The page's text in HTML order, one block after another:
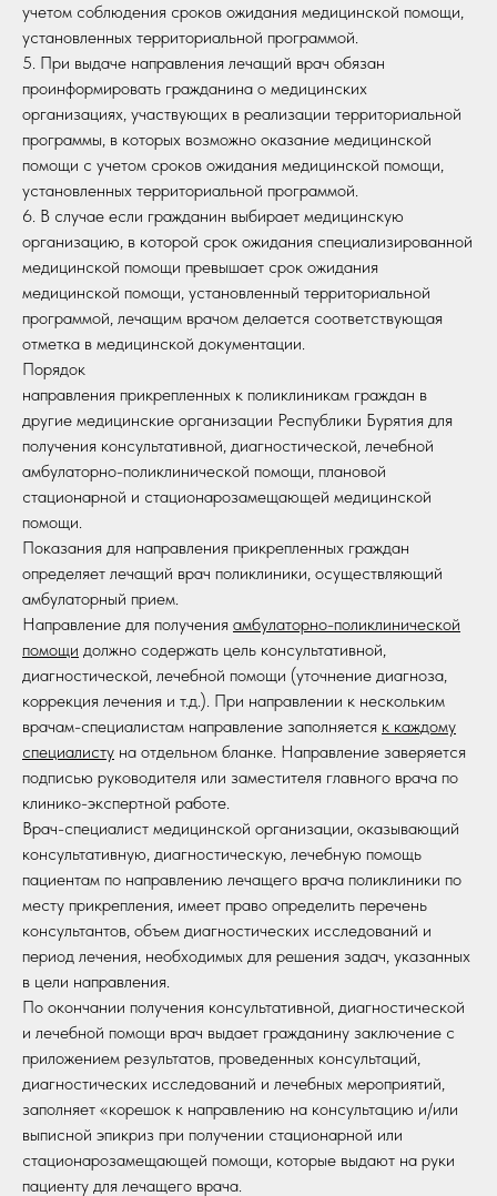
учетом соблюдения сроков ожидания медицинской помощи,
установленных территориальной программой.
5. При выдаче направления лечащий врач обязан
проинформировать гражданина о медицинских
организациях, участвующих в реализации территориальной
программы, в которых возможно оказание медицинской
помощи с учетом сроков ожидания медицинской помощи,
установленных территориальной программой.
6. В случае если гражданин выбирает медицинскую
организацию, в которой срок ожидания специализированной
медицинской помощи превышает срок ожидания
медицинской помощи, установленный территориальной
программой, лечащим врачом делается соответствующая
отметка в медицинской документации.
Порядок
направления прикрепленных к поликлиникам граждан в
другие медицинские организации Республики Бурятия для
получения консультативной, диагностической, лечебной
амбулаторно-поликлинической помощи, плановой
стационарной и стационарозамещающей медицинской
помощи.
Показания для направления прикрепленных граждан
определяет лечащий врач поликлиники, осуществляющий
амбулаторный прием.
Направление для получения амбулаторно-поликлинической
помощи должно содержать цель консультативной,
диагностической, лечебной помощи (уточнение диагноза,
коррекция лечения и т.д.). При направлении к нескольким
врачам-специалистам направление заполняется к каждому
специалисту на отдельном бланке. Направление заверяется
подписью руководителя или заместителя главного врача по
клинико-экспертной работе.
Врач-специалист медицинской организации, оказывающий
консультативную, диагностическую, лечебную помощь
пациентам по направлению лечащего врача поликлиники по
месту прикрепления, имеет право определить перечень
консультантов, объем диагностических исследований и
период лечения, необходимых для решения задач, указанных
в цели направления.
По окончании получения консультативной, диагностической
и лечебной помощи врач выдает гражданину заключение с
приложением результатов, проведенных консультаций,
диагностических исследований и лечебных мероприятий,
заполняет «корешок к направлению на консультацию и/или
выписной эпикриз при получении стационарной или
стационарозамещающей помощи, которые выдают на руки
пациенту для лечащего врача.